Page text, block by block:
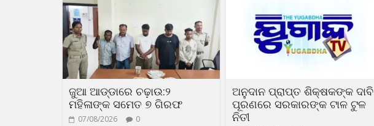
ଜୁଆ ଆଡ୍ଡାରେ ଚଢ଼ାଉ:୨
ମହିଳାଙ୍କ ସମେତ ୭ ଗିରଫ
07/08/2026 0
ଅନୁଦାନ ପ୍ରାପ୍ତ ଶିକ୍ଷକଙ୍କ ଦାବି
ପୂରଣରେ ସରକାରଙ୍କ ଟାଳ ଟୁଳ
ନିତୀ